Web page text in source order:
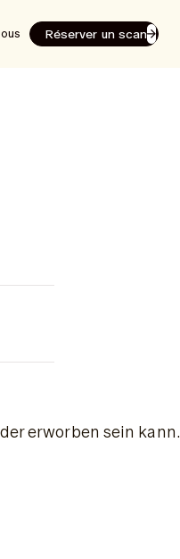
Réserver un scan
erworben sein